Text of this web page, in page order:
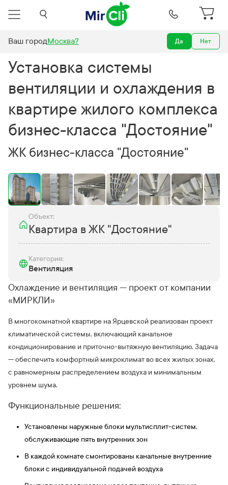
Ваш городМосква? Да Нет
в квартире жилого комплекса бизнес-класса "Достояние"
Установка системы
вентиляции и охлаждения в
квартире жилого комплекса
бизнес-класса "Достояние"
ЖК бизнес-класса "Достояние"
Объект:
Квартира в ЖК "Достояние"
Категория:
Вентиляция
Охлаждение и вентиляция — проект от компании
«МИРКЛИ»
В многокомнатной квартире на Ярцевской реализован проект
климатической системы, включающий канальное
кондиционирование и приточно-вытяжную вентиляцию. Задача
— обеспечить комфортный микроклимат во всех жилых зонах,
с равномерным распределением воздуха и минимальным
уровнем шума.
Функциональные решения:
Установлены наружные блоки мультисплит-систем,
обслуживающие пять внутренних зон
В каждой комнате смонтированы канальные внутренние
блоки с индивидуальной подачей воздуха